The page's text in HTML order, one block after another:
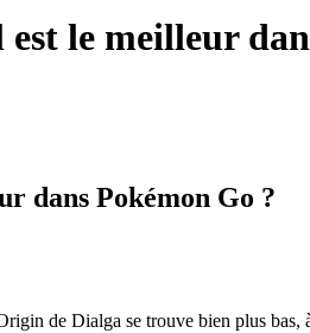
le meilleur
dans Pokémon Go ?
de Dialga se trouve bien plus